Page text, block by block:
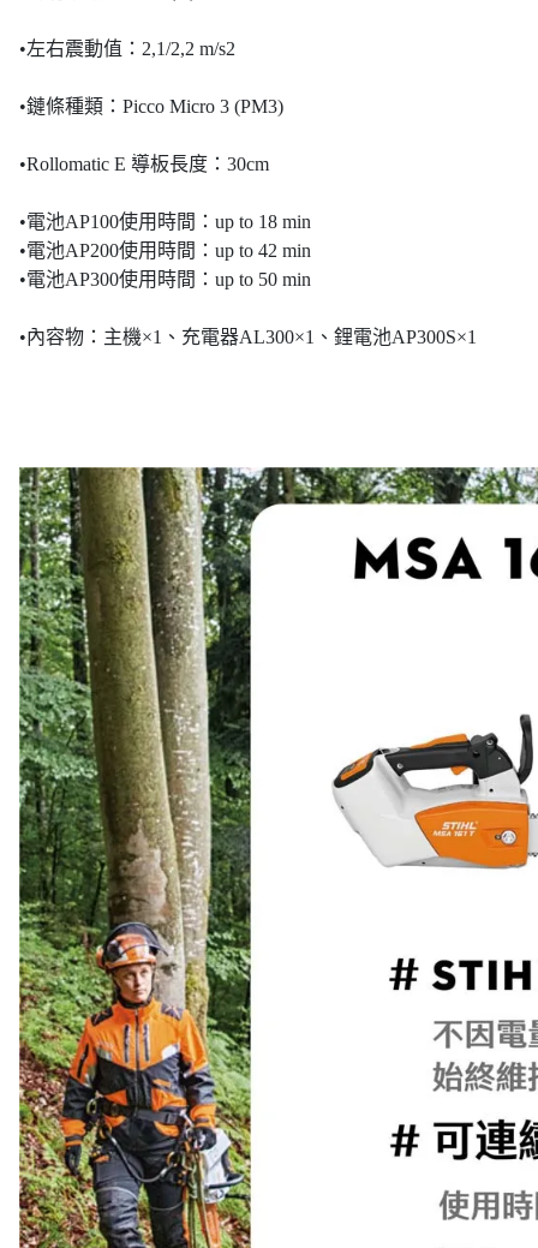
•左右震動值：2,1/2,2 m/s2
•鏈條種類：Picco Micro 3 (PM3)
•Rollomatic E 導板長度：30cm
•電池AP100使用時間：up to 18 min
•電池AP200使用時間：up to 42 min
•電池AP300使用時間：up to 50 min
•內容物：主機×1、充電器AL300×1、鋰電池AP300S×1